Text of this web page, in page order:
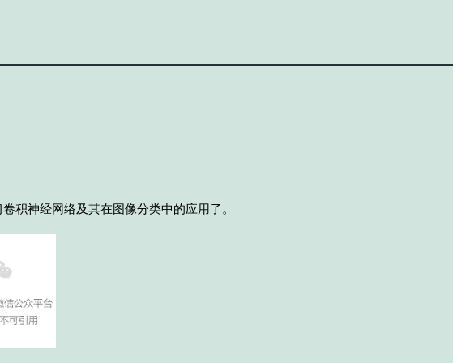
积神经网络及其在图像分类中的应用了。